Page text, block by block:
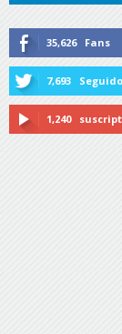
35,626 Fans
7,693
1,240